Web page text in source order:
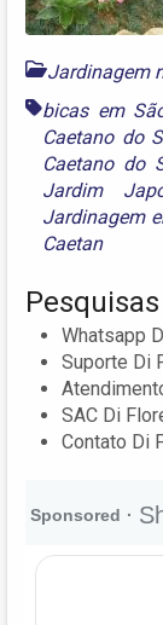
Jardinagem
bicas em
Caetano do
Caetano do
Jardim
Jardinagem
Caetan
Whatsapp
Suporte Di
SAC Di
Contato Di